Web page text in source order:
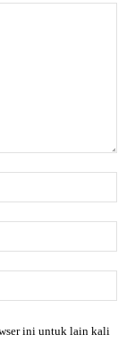
ini untuk lain kali